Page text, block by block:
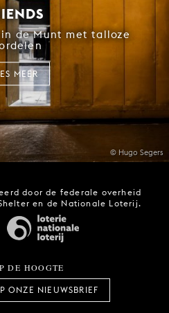
© Hugo Segers
de Munt met talloze
MEER
door de federale overheid
en de Nationale Loterij.
DE HOOGTE
ONZE NIEUWSBRIEF